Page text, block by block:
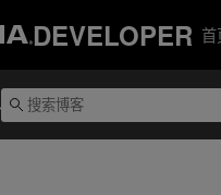
DEVELOPER 首